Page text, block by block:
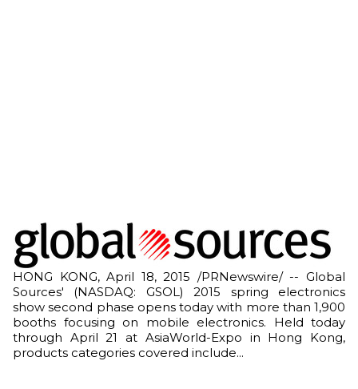
HONG KONG, April 18, 2015 /PRNewswire/ -- Global
Sources' (NASDAQ: GSOL) 2015 spring electronics
show second phase opens today with more than 1,900
booths focusing on mobile electronics. Held today
through April 21 at AsiaWorld-Expo in Hong Kong,
products categories covered include...